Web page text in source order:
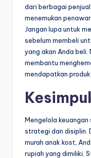
dari berbagai
menemukan
Jangan lupa untuk
sebelum membeli
yang akan Anda
membantu
mendapatkan
Mengelola
strategi dan disiplin.
murah anak kost,
rupiah yang dimiliki.